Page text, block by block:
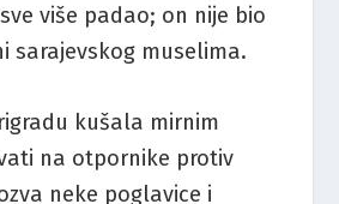
više padao; on nije bio
sarajevskog muselima.
kušala mirnim
na otpornike protiv
neke poglavice i